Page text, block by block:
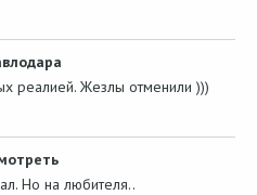
реалией. Жезлы отменили )))
Но на любителя..